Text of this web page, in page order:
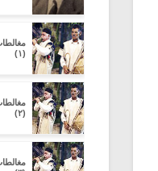
(۱)
(۲)